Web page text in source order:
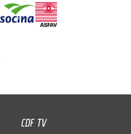
CDF TV